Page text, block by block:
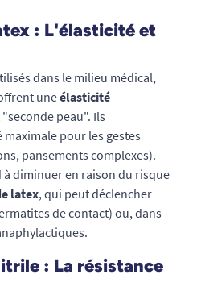
: L'élasticité et
dans le milieu médical,
uneélasticité
peau". Ils
pour les gestes
pansements complexes).
diminuer en raison du risque
latex, qui peut déclencher
de contact) ou, dans
: La résistance